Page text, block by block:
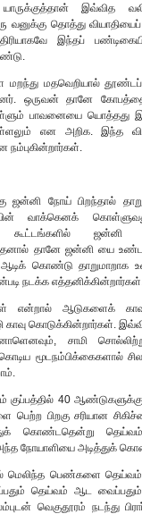
இவ்வித
வனுக்கு தொத்து
இந்தப்
மறந்து மதவெறியால்
ஒருவன் தானே
பாவனையை யொத்தது
என அறிக. இந்த
ஜன்னி நோய் பிறந்தால்
வாக்கெனக்
கூட்டங்களில்
தானே ஜன்னி யை
ஆடிக் கொண்டு
நடக்க எத்தனிக்கின்றார்கள்.
என்றால் ஆடுகளைக்
கொடுக்கின்றார்கள்.
சாமி
கொடிய மூடநம்பிக்கைகளால்
குப்பத்தில் 40
பிறகு சரியான
கொண்டதென்று
அந்த நோயாளியை அடித்துக்
மெலிந்த பெண்களை
தெய்வம் ஆட
வெகுதூரம் நடந்து